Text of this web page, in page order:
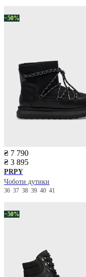
−50%
₴ 7 790
₴ 3 895
PRPY
Чоботи дутики
36 37 38 39 40 41
−50%